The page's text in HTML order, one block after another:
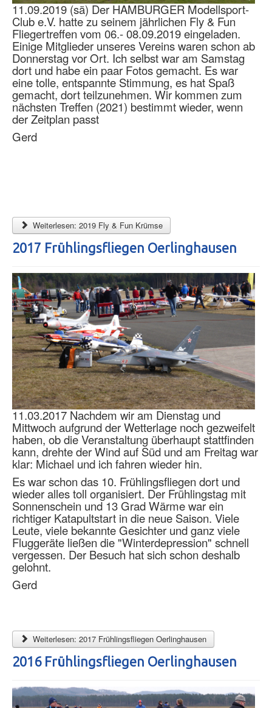
11.09.2019 (sä) Der HAMBURGER Modellsport-
Club e.V. hatte zu seinem jährlichen Fly & Fun
Fliegertreffen vom 06.- 08.09.2019 eingeladen.
Einige Mitglieder unseres Vereins waren schon ab
Donnerstag vor Ort. Ich selbst war am Samstag
dort und habe ein paar Fotos gemacht. Es war
eine tolle, entspannte Stimmung, es hat Spaß
gemacht, dort teilzunehmen. Wir kommen zum
nächsten Treffen (2021) bestimmt wieder, wenn
der Zeitplan passt
Gerd
Weiterlesen: 2019 Fly & Fun Krümse
2017 Frühlingsfliegen Oerlinghausen
11.03.2017 Nachdem wir am Dienstag und
Mittwoch aufgrund der Wetterlage noch gezweifelt
haben, ob die Veranstaltung überhaupt stattfinden
kann, drehte der Wind auf Süd und am Freitag war
klar: Michael und ich fahren wieder hin.
Es war schon das 10. Frühlingsfliegen dort und
wieder alles toll organisiert. Der Frühlingstag mit
Sonnenschein und 13 Grad Wärme war ein
richtiger Katapultstart in die neue Saison. Viele
Leute, viele bekannte Gesichter und ganz viele
Fluggeräte ließen die "Winterdepression" schnell
vergessen. Der Besuch hat sich schon deshalb
gelohnt.
Gerd
Weiterlesen: 2017 Frühlingsfliegen Oerlinghausen
2016 Frühlingsfliegen Oerlinghausen